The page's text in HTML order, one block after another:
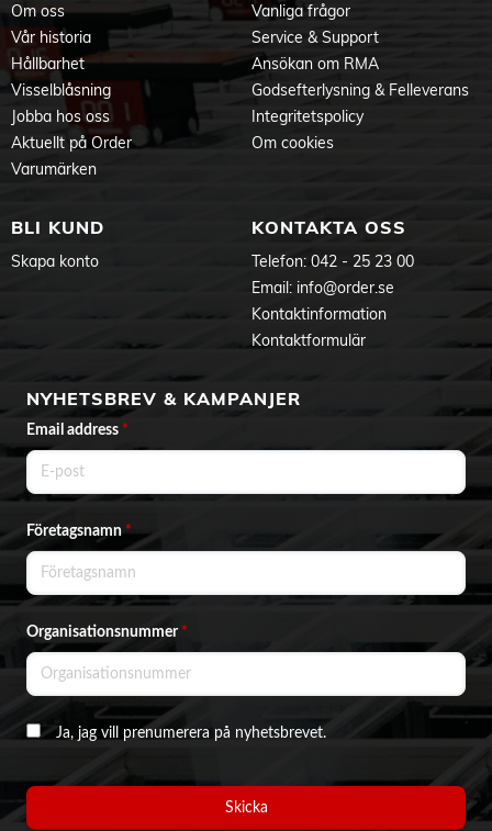
Om oss
Vår historia
Hållbarhet
Visselblåsning
Jobba hos oss
Aktuellt på Order
Varumärken
Vanliga frågor
Service & Support
Ansökan om RMA
Godsefterlysning & Felleverans
Integritetspolicy
Om cookies
BLI KUND
Skapa konto
KONTAKTA OSS
Telefon: 042 - 25 23 00
Email: info@order.se
Kontaktinformation
Kontaktformulär
NYHETSBREV & KAMPANJER
Email address *
Företagsnamn*
Organisationsnummer *
Ja, jag vill prenumerera på nyhetsbrevet.
Skicka